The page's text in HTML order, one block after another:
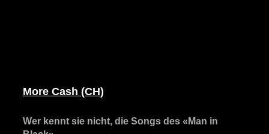
More Cash (CH)
Wer kennt sie nicht, die Songs des «Man in